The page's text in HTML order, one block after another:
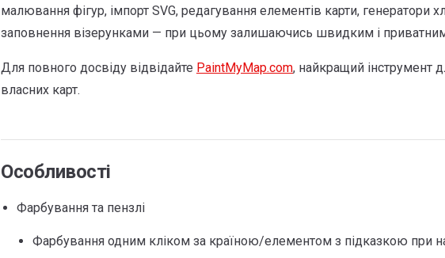
малювання фігур, імпорт SVG, редагування елементів карти, генератори
заповнення візерунками — при цьому залишаючись швидким і приватним
Для повного досвіду відвідайте PaintMyMap.com, найкращий інструмент
власних карт.
Особливості
Фарбування та пензлі
Фарбування одним кліком за країною/елементом з підказкою при